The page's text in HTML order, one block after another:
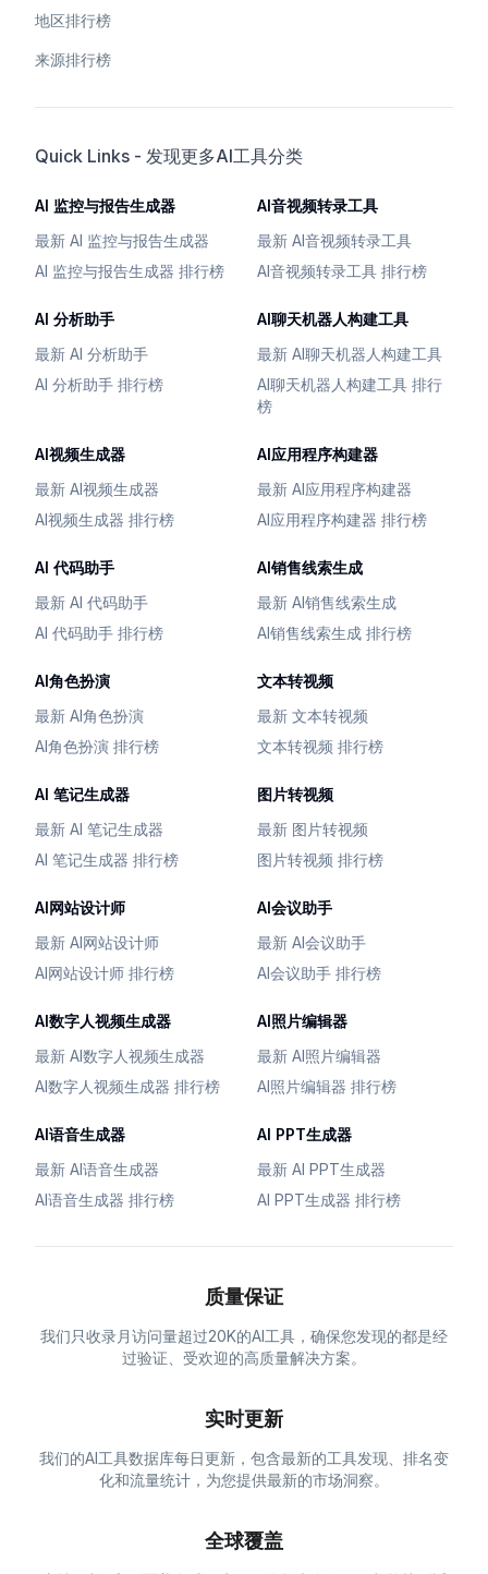
地区排行榜
来源排行榜
Quick Links - 发现更多AI工具分类
AI 监控与报告生成器
最新 AI 监控与报告生成器
AI 监控与报告生成器 排行榜
AI音视频转录工具
最新 AI音视频转录工具
AI音视频转录工具 排行榜
AI 分析助手
最新 AI 分析助手
AI 分析助手 排行榜
AI聊天机器人构建工具
最新 AI聊天机器人构建工具
AI聊天机器人构建工具 排行
榜
AI视频生成器
最新 AI视频生成器
AI视频生成器 排行榜
AI应用程序构建器
最新 AI应用程序构建器
AI应用程序构建器 排行榜
AI 代码助手
最新 AI 代码助手
AI 代码助手 排行榜
AI销售线索生成
最新 AI销售线索生成
AI销售线索生成 排行榜
AI角色扮演
最新 AI角色扮演
AI角色扮演 排行榜
文本转视频
最新 文本转视频
文本转视频 排行榜
AI 笔记生成器
最新 AI 笔记生成器
AI 笔记生成器 排行榜
图片转视频
最新 图片转视频
图片转视频 排行榜
AI网站设计师
最新 AI网站设计师
AI网站设计师 排行榜
AI会议助手
最新 AI会议助手
AI会议助手 排行榜
AI数字人视频生成器
最新 AI数字人视频生成器
AI数字人视频生成器 排行榜
AI照片编辑器
最新 AI照片编辑器
AI照片编辑器 排行榜
AI语音生成器
最新 AI语音生成器
AI语音生成器 排行榜
AI PPT生成器
最新 AI PPT生成器
AI PPT生成器 排行榜
质量保证
我们只收录月访问量超过20K的AI工具，确保您发现的都是经
过验证、受欢迎的高质量解决方案。
实时更新
我们的AI工具数据库每日更新，包含最新的工具发现、排名变
化和流量统计，为您提供最新的市场洞察。
全球覆盖